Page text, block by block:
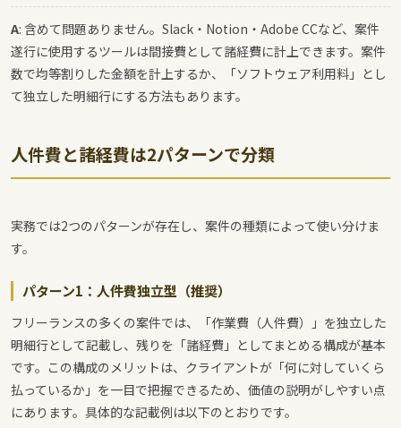
A: 含めて問題ありません。Slack・Notion・Adobe CCなど、案件
遂行に使用するツールは間接費として諸経費に計上できます。案件
数で均等割りした金額を計上するか、「ソフトウェア利用料」とし
て独立した明細行にする方法もあります。
人件費と諸経費は2パターンで分類
実務では2つのパターンが存在し、案件の種類によって使い分けま
す。
パターン1：人件費独立型（推奨）
フリーランスの多くの案件では、「作業費（人件費）」を独立した
明細行として記載し、残りを「諸経費」としてまとめる構成が基本
です。この構成のメリットは、クライアントが「何に対していくら
払っているか」を一目で把握できるため、価値の説明がしやすい点
にあります。具体的な記載例は以下のとおりです。